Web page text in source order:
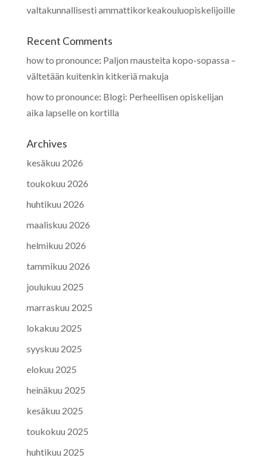
valtakunnallisesti ammattikorkeakouluopiskelijoille
Recent Comments
how to pronounce: Paljon mausteita kopo-sopassa –
vältetään kuitenkin kitkeriä makuja
how to pronounce: Blogi: Perheellisen opiskelijan
aika lapselle on kortilla
Archives
kesäkuu 2026
toukokuu 2026
huhtikuu 2026
maaliskuu 2026
helmikuu 2026
tammikuu 2026
joulukuu 2025
marraskuu 2025
lokakuu 2025
syyskuu 2025
elokuu 2025
heinäkuu 2025
kesäkuu 2025
toukokuu 2025
huhtikuu 2025